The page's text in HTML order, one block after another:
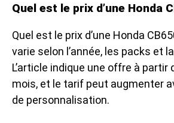
Quel est le prix d’une Honda
Quel est le prix d’une Honda
varie selon l’année, les packs et
L’article indique une offre à partir
mois, et le tarif peut augmenter
de personnalisation.